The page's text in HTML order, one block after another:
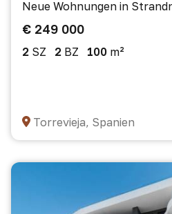
Neue Wohnungen in
€ 249 000
2 SZ 2 BZ 100 m²
Torrevieja, Spanien